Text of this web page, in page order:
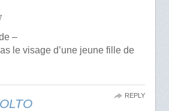
–
le visage d’une jeune fille de
REPLY